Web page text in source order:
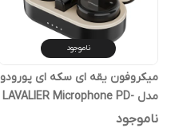
ناموجود
میکروفون یقه ای سکه ای پورودو
مدل LAVALIER Microphone PD-
WMDMIC-BK
ناموجود